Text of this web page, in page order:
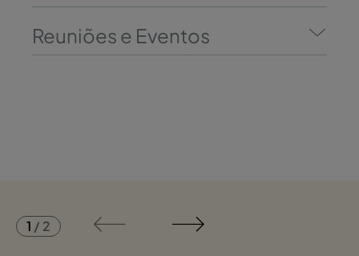
Reuniões e Eventos
1 / 2